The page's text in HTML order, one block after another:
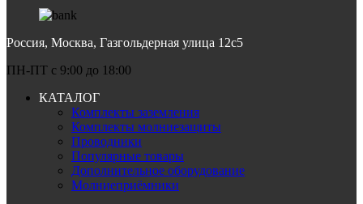
Россия, Москва, Газгольдерная улица 12с5
ПН-ПТ c 9:00 до 18:00
КАТАЛОГ
Комплекты заземления
Комплекты молниезащиты
Проводники
Популярные товары
Дополнительное оборудование
Молниеприёмники